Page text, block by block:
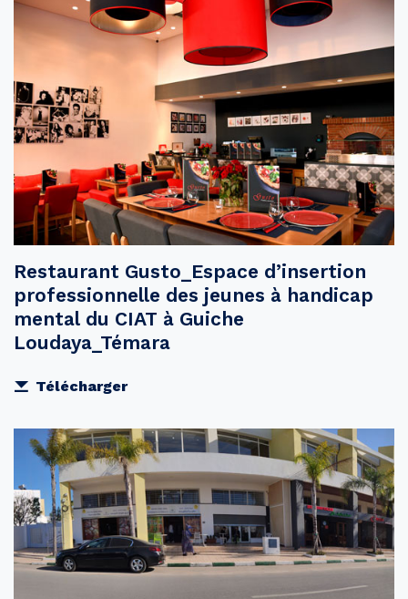
Restaurant Gusto_Espace d’insertion
professionnelle des jeunes à handicap
mental du CIAT à Guiche
Loudaya_Témara
Télécharger